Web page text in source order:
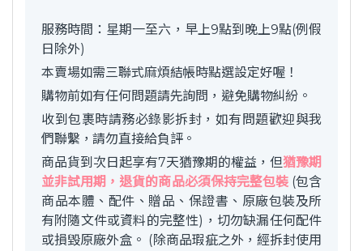
服務時間：星期一至六，早上9點到晚上9點(例假
日除外)
本賣場如需三聯式麻煩結帳時點選設定好喔！
購物前如有任何問題請先詢問，避免購物糾紛。
收到包裹時請務必錄影拆封，如有問題歡迎與我
們聯繫，請勿直接給負評。
商品貨到次日起享有7天猶豫期的權益，但猶豫期
並非試用期，退貨的商品必須保持完整包裝(包含
商品本體、配件、贈品、保證書、原廠包裝及所
有附隨文件或資料的完整性)，切勿缺漏任何配件
或損毀原廠外盒。 (除商品瑕疵之外，經拆封使用